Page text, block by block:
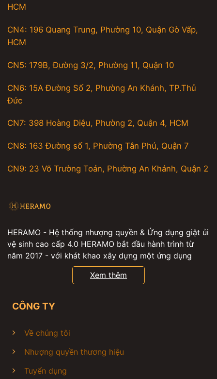
HCM
CN4: 196 Quang Trung, Phường 10, Quận Gò Vấp,
HCM
CN5: 179B, Đường 3/2, Phường 11, Quận 10
CN6: 15A Đường Số 2, Phường An Khánh, TP.Thủ
Đức
CN7: 398 Hoàng Diệu, Phường 2, Quận 4, HCM
CN8: 163 Đường số 1, Phường Tân Phú, Quận 7
CN9: 23 Võ Trường Toản, Phường An Khánh, Quận 2
HERAMO - Hệ thống nhượng quyền & Ứng dụng giặt ủi
vệ sinh cao cấp 4.0 HERAMO bắt đầu hành trình từ
năm 2017 - với khát khao xây dựng một ứng dụng
giúp hàng triệu người có thể đặt các dịch vụ giặt ủi ,
giặt hấp , vệ sinh giày , vệ sinh nhà cửa , vệ sinh máy
gian để tận hưởng cuộc sống. Sau hơn 6 năm hoạt
hấp, vệ sinh chăm sóc giày, vệ sinh sofa, nệm, rèm,
thảm, vệ sinh máy lạnh tại TP.Hồ Chí Minh với 60,000+
đặt tất cả dịch vụ giặt ủi, vệ sinh chỉ với một chạm duy
Xem thêm
CÔNG TY
Về chúng tôi
Nhượng quyền thương hiệu
Tuyển dụng